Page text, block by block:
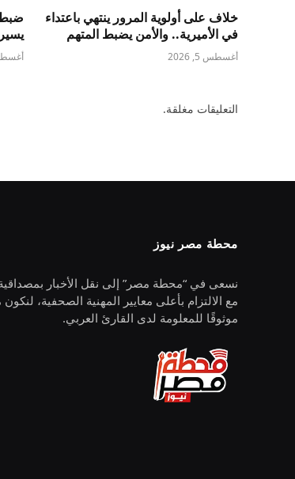
خلاف على أولوية المرور ينتهي باعتداء
في الأميرية.. والأمن يضبط المتهم
أغسطس 5, 2026
ضبط
أغسطس 5,
التعليقات مغلقة.
محطة مصر نيوز
نسعى في “محطة مصر” إلى نقل الأخبار بمصداقية
مع الالتزام بأعلى معايير المهنية الصحفية،
موثوقًا للمعلومة لدى القارئ العربي.